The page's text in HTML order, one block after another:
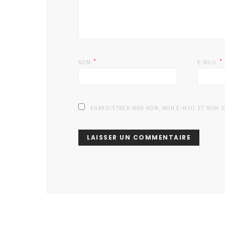
NOM * E-MAIL *
ENREGISTRER MON NOM, MON E-MAIL ET MON